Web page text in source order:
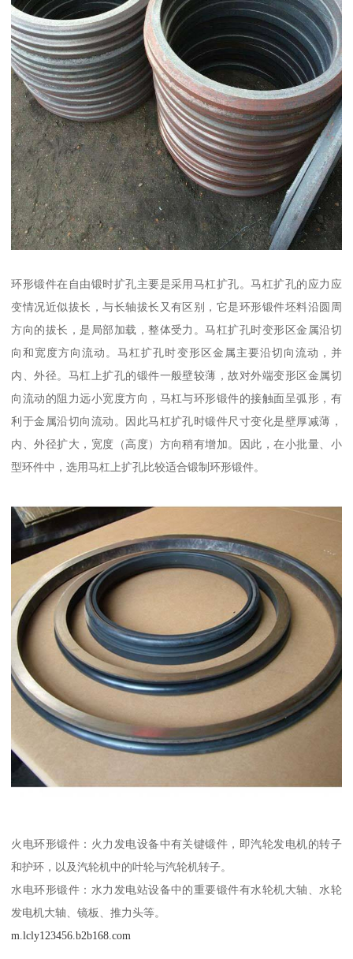
环形锻件在自由锻时扩孔主要是采用马杠扩孔。马杠扩孔的应力应
变情况近似拔长，与长轴拔长又有区别，它是环形锻件坯料沿圆周
方向的拔长，是局部加载，整体受力。马杠扩孔时变形区金属沿切
向和宽度方向流动。马杠扩孔时变形区金属主要沿切向流动，并
内、外径。马杠上扩孔的锻件一般壁较薄，故对外端变形区金属切
向流动的阻力远小宽度方向，马杠与环形锻件的接触面呈弧形，有
利于金属沿切向流动。因此马杠扩孔时锻件尺寸变化是壁厚减薄，
内、外径扩大，宽度（高度）方向稍有增加。因此，在小批量、小
型环件中，选用马杠上扩孔比较适合锻制环形锻件。
火电环形锻件：火力发电设备中有关键锻件，即汽轮发电机的转子
和护环，以及汽轮机中的叶轮与汽轮机转子。
水电环形锻件：水力发电站设备中的重要锻件有水轮机大轴、水轮
发电机大轴、镜板、推力头等。
m.lcly123456.b2b168.com